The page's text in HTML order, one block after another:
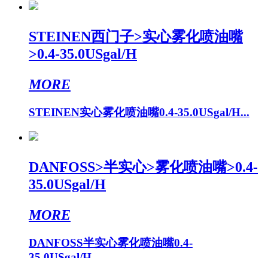
STEINEN西门子>实心雾化喷油嘴
>0.4-35.0USgal/H
MORE
STEINEN实心雾化喷油嘴0.4-35.0USgal/H...
DANFOSS>半实心>雾化喷油嘴>0.4-
35.0USgal/H
MORE
DANFOSS半实心雾化喷油嘴0.4-